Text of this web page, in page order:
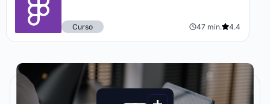
Curso 47 min. 4.4